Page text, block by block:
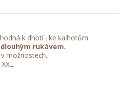
k dhotí i ke kalhotům.
rukávem.
možnostech.